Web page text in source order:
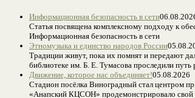
Информационная безопасность в сети
Статья посвящена комплексному подходу к
Информационная безопасность в сети
Этномузыка и единство народов России
Традиции живут, пока их помнят и передают
библиотеке им. Б. Е. Тумасова проследили
Движение, которое нас объединяет!05.08.2026
Стадион посёлка Виноградный стал центром
«Анапский КЦСОН» продемонстрировало свой